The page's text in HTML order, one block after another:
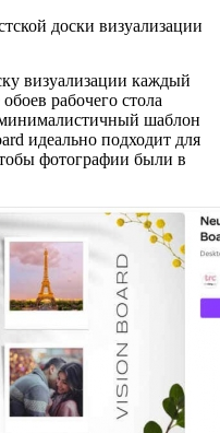
доски визуализации
визуализации каждый
рабочего стола
шаблон
идеально подходит для
фотографии были в